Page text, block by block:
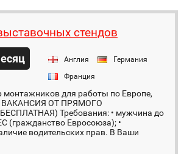
стендов
Англия
Германия
Франция
для работы по Европе,
ВАКАНСИЯ ОТ ПРЯМОГО
Требования: • мужчина до
(гражданство Евросоюза); •
водительских прав. В Ваши